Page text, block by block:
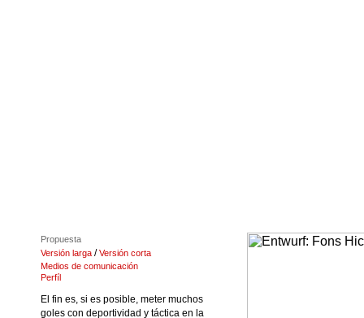
Propuesta
Versión larga /Versión corta
Medios de comunicación
Perfíl
El fin es, si es posible, meter muchos
goles con deportividad y táctica en la